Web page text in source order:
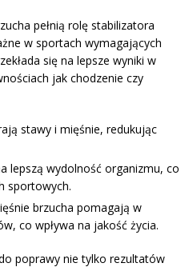
pełnią rolę stabilizatora
w sportach wymagających
się na lepsze wyniki w
jak chodzenie czy
stawy i mięśnie, redukując
lepszą wydolność organizmu, co
sportowych.
brzucha pomagają w
co wpływa na jakość życia.
poprawy nie tylko rezultatów